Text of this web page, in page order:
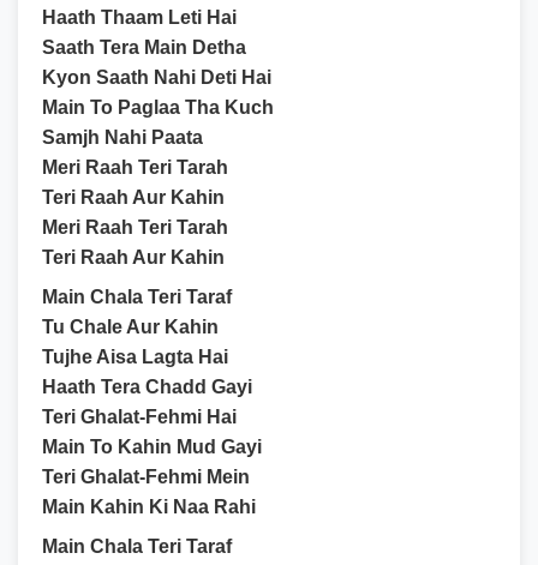
Haath Thaam Leti Hai
Saath Tera Main Detha
Kyon Saath Nahi Deti Hai
Main To Paglaa Tha Kuch
Samjh Nahi Paata
Meri Raah Teri Tarah
Teri Raah Aur Kahin
Meri Raah Teri Tarah
Teri Raah Aur Kahin
Main Chala Teri Taraf
Tu Chale Aur Kahin
Tujhe Aisa Lagta Hai
Haath Tera Chadd Gayi
Teri Ghalat-Fehmi Hai
Main To Kahin Mud Gayi
Teri Ghalat-Fehmi Mein
Main Kahin Ki Naa Rahi
Main Chala Teri Taraf